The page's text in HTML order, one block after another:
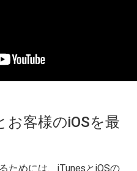
お客様のiOSを最
ためには、iTunesとiOSの